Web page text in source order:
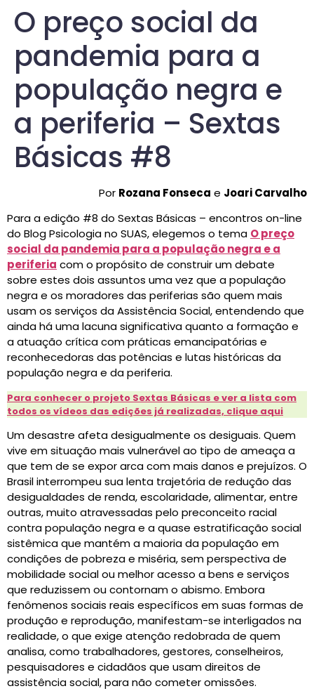
O preço social da
pandemia para a
população negra e
a periferia – Sextas
Básicas #8
Por Rozana Fonseca e Joari Carvalho
Para a edição #8 do Sextas Básicas – encontros on-line
do Blog Psicologia no SUAS, elegemos o tema O preço
social da pandemia para a população negra e a
periferia com o propósito de construir um debate
sobre estes dois assuntos uma vez que a população
negra e os moradores das periferias são quem mais
usam os serviços da Assistência Social, entendendo que
ainda há uma lacuna significativa quanto a formação e
a atuação crítica com práticas emancipatórias e
reconhecedoras das potências e lutas históricas da
população negra e da periferia.
Para conhecer o projeto Sextas Básicas e ver a lista com
todos os vídeos das edições já realizadas, clique aqui
Um desastre afeta desigualmente os desiguais. Quem
vive em situação mais vulnerável ao tipo de ameaça a
que tem de se expor arca com mais danos e prejuízos. O
Brasil interrompeu sua lenta trajetória de redução das
desigualdades de renda, escolaridade, alimentar, entre
outras, muito atravessadas pelo preconceito racial
contra população negra e a quase estratificação social
sistêmica que mantém a maioria da população em
condições de pobreza e miséria, sem perspectiva de
mobilidade social ou melhor acesso a bens e serviços
que reduzissem ou contornam o abismo. Embora
fenômenos sociais reais específicos em suas formas de
produção e reprodução, manifestam-se interligados na
realidade, o que exige atenção redobrada de quem
analisa, como trabalhadores, gestores, conselheiros,
pesquisadores e cidadãos que usam direitos de
assistência social, para não cometer omissões.